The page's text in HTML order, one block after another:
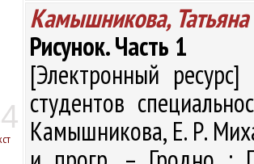
Камышникова,
Рисунок. Часть 1
[Электронный
студентов
Камышникова, Е. Р.